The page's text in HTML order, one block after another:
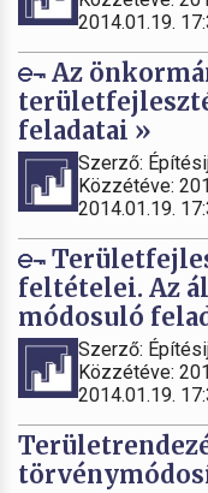
2014.01.19.
Az
feladatai »
Szerző:
Közzétéve:
2014.01.19.
feltételei. Az
módosuló
Szerző:
Közzétéve:
2014.01.19.